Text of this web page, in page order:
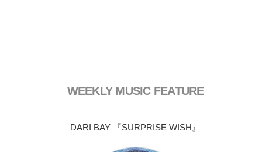
WEEKLY MUSIC FEATURE
DARI BAY 『SURPRISE WISH』